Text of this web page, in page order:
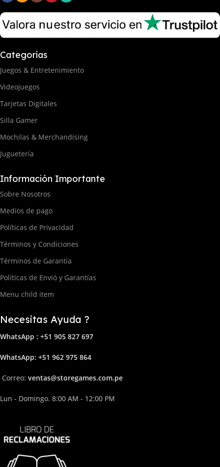
Categorías
Juegos & Entretenimiento
Videojuegos
Tarjetas Digitales
Silla Gamer
Mochilas & Merchandising
Juguetería
Información Importante
Sobre Nosotros
Medios de pago
Políticas de Privacidad
Términos y Condiciones
Términos de Garantía
Políticas de Envió y Garantías
Menu child item
Necesitas Ayuda ?
WhatsApp : +51 905 827 697
WhatsApp: +51 962 975 864
Correo: ventas@storegames.com.pe
Lun - Domingo. 8:00 AM - 12:00 PM